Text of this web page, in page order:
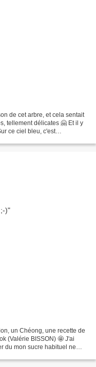
de cet arbre, et cela sentait
tellement délicates 🤗 Et il y
ce ciel bleu, c'est
un Chéong, une recette de
(Valérie BISSON) 🤩 J'ai
du mon sucre habituel ne